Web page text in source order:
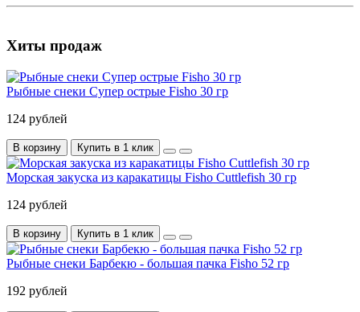
Хиты продаж
Рыбные снеки Супер острые Fisho 30 гр
124 рублей
В корзину Купить в 1 клик
Морская закуска из каракатицы Fisho Cuttlefish 30 гр
124 рублей
В корзину Купить в 1 клик
Рыбные снеки Барбекю - большая пачка Fisho 52 гр
192 рублей